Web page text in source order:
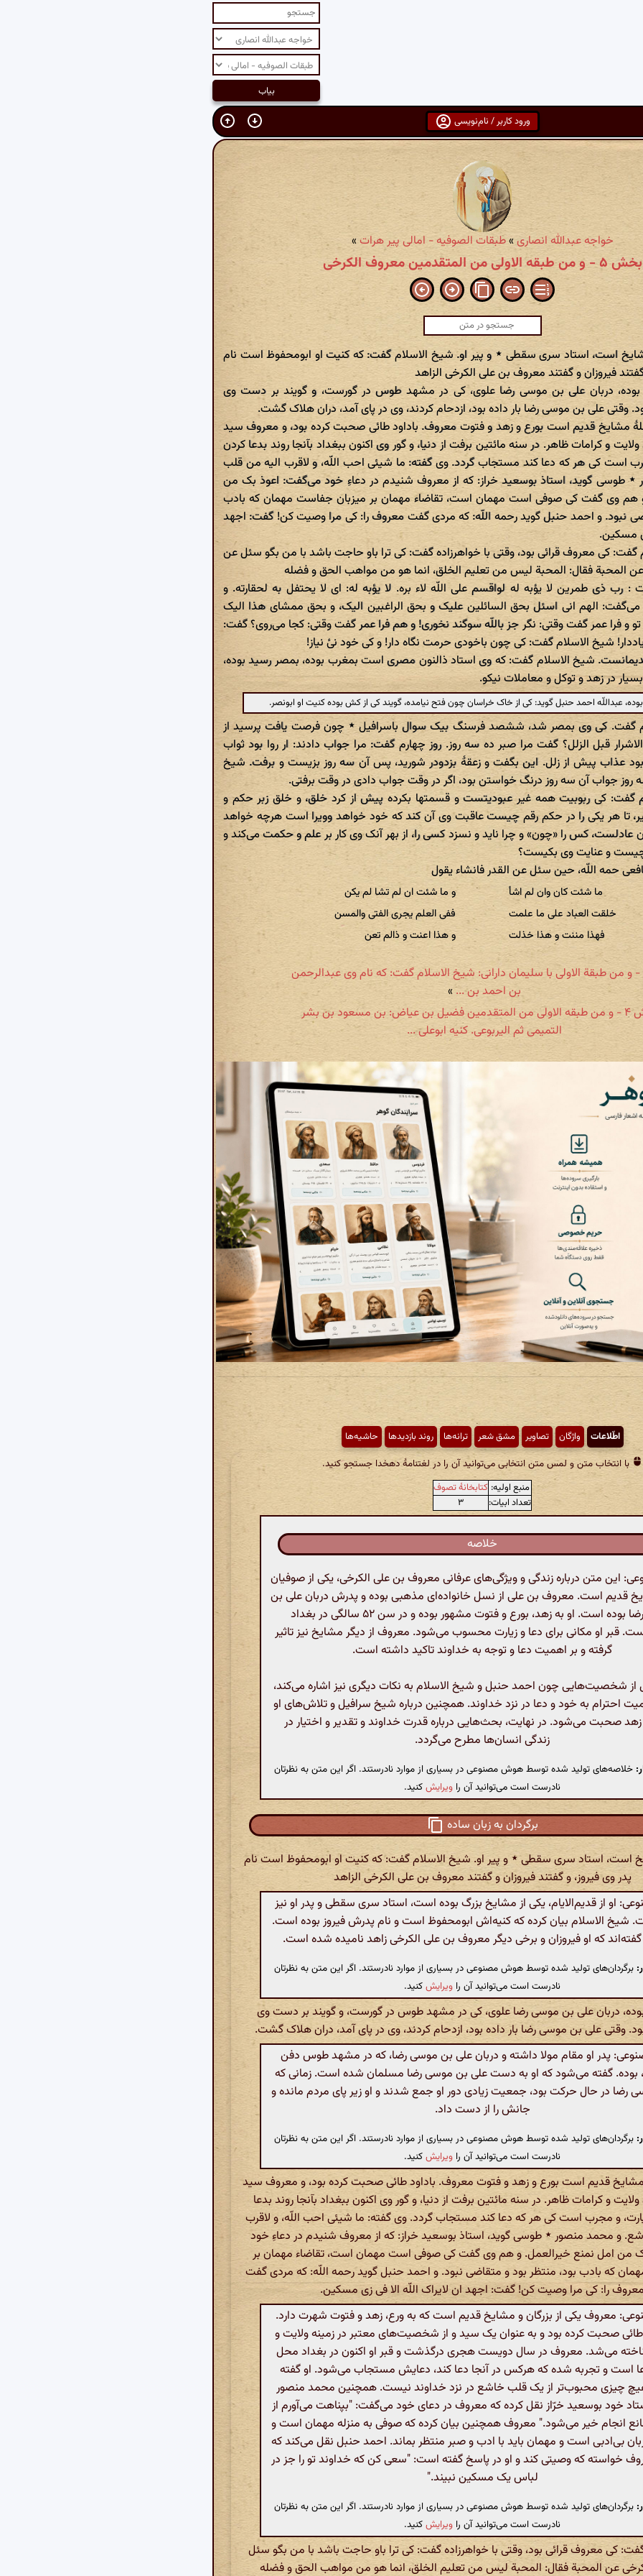
ورود کاربر / نام‌نویسی
خواجه عبدالله انصاری»طبقات الصوفیه - امالی پیر هرات »
بخش ۵ - و من طبقه الاولی من المتقدمین معروف الکرخی
است، استاد سری سقطی ٭ و پیر او. شیخ الاسلام گفت: که کنیت او ابومحفوظ است نام
فیروزان و گفتند معروف بن علی الکرخی الزاهد
بوده، دربان علی بن موسی رضا علوی، کی در مشهد طوس در گورست، و گویند بر دست وی
وقتی علی بن موسی رضا بار داده بود، ازدحام کردند، وی در پای آمد، دران هلاک گشت.
مشایخ قدیم است بورع و زهد و فتوت معروف. باداود طائی صحبت کرده بود، و معروف سید
و کرامات ظاهر. در سنه مائتین برفت از دنیا، و گور وی اکنون ببغداد بآنجا روند بدعا کردن
است کی هر که دعا کند مستجاب گردد. وی گفته: ما شیئی احب اللّه، و لاقرب الیه من قلب
طوسی گوید، استاذ بوسعید خراز: که از معروف شنیدم در دعاءِ خود می‌گفت: اعوذ بک من
هم وی گفت کی صوفی است مهمان است، تقاضاء مهمان بر میزبان جفاست مهمان که بادب
نبود. و احمد حنبل گوید رحمه اللّه: که مردی گفت معروف را: کی مرا وصیت کن! گفت: اجهد
مسکین.
گفت: کی معروف قرائی بود، وقتی با خواهرزاده گفت: کی ترا باو حاجت باشد با من بگو سئل عن
المحبة فقال: المحبة لیس من تعلیم الخلق، انما هو من مواهب الحق و فضله
ذی طمرین لا یؤبه له لواقسم علی اللّه لاء بره. لا یؤبه له: ای لا یحتفل به لحقارته. و
الهم انی اسئل بحق السائلین علیک و بحق الراغبین الیک، و بحق ممشای هذا الیک
و فرا عمر گفت وقتی: نگر جز باللّه سوگند نخوری! و هم فرا عمر گفت وقتی: کجا می‌روی؟ گفت:
شیخ الاسلام گفت: کی چون باخودی حرمت نگاه دار! و کی خود نیٔ نیاز!
شیخ الاسلام گفت: که وی استاد ذالنون مصری است بمغرب بوده، بمصر رسید بوده،
در زهد و توکل و معاملات نیکو.
عبداللّه احمد حنبل گوید: کی از خاک خراسان چون فتح نیامده، گویند کی از کش بوده کنیت او ابونصر.
گفت. کی وی بمصر شد، ششصد فرسنگ بیک سوال باسرافیل ٭ چون فرصت یافت پرسید از
قبل الزلل؟ گفت مرا صبر ده سه روز. روز چهارم گفت: مرا جواب دادند: ار روا بود ثواب
عذاب پیش از زلل. این بگفت و زعقهٔ بزدودر شورید، پس آن سه روز بزیست و برفت. شیخ
روز جواب آن سه روز درنگ خواستن بود، اگر در وقت جواب دادی در وقت برفتی.
گفت: کی ربوبیت همه غیر عبودیتست و قسمتها بکرده پیش از کرد خلق، و خلق زبر حکم و
تا هر یکی را در حکم رقم چیست عاقبت وی آن کند که خود خواهد وویرا است هرچه خواهد
عادلست، کس را «چون» و چرا ناید و نسزد کسی را، از بهر آنک وی کار بر علم و حکمت می‌کند و
و عنایت وی بکیست؟
حمه اللّه، حین سئل عن القدر فانشاء یقول
ما شئت کان وان لم اشأ
و ما شئت ان لم تشا لم یکن
خلقت العباد علی ما علمت
ففی العلم یجری الفتی والمسن
فهذا مننت و هذا خذلت
و هذا اعنت و ذالم تعن
بخش ۶ - و من طبقة الاولی با سلیمان دارانی: شیخ الاسلام گفت: که نام وی عبدالرحمن
بن احمد بن ...»
بخش ۴ - و من طبقه الاولی من المتقدمین فضیل بن عیاض: بن مسعود بن بشر
التمیمی ثم الیربوعی. کنیه ابوعلی ...
اطّلاعات واژگان تصاویر مشق شعر ترانه‌ها روند بازدیدها حاشیه‌ها
با انتخاب متن و لمس متن انتخابی می‌توانید آن را در لغتنامهٔ دهخدا جستجو کنید.
منبع اولیه: کتابخانهٔ تصوف
تعداد ابیات:
۳
خلاصه
این متن درباره زندگی و ویژگی‌های عرفانی معروف بن علی الکرخی، یکی از صوفیان
قدیم است. معروف بن علی از نسل خانواده‌ای مذهبی بوده و پدرش دربان علی بن
موسی رضا بوده است. او به زهد، بورع و فتوت مشهور بوده و در سن ۵۲ سالگی در بغداد
قبر او مکانی برای دعا و زیارت محسوب می‌شود. معروف از دیگر مشایخ نیز تاثیر
گرفته و بر اهمیت دعا و توجه به خداوند تاکید داشته است.
از شخصیت‌هایی چون احمد حنبل و شیخ الاسلام به نکات دیگری نیز اشاره می‌کند،
احترام به خود و دعا در نزد خداوند. همچنین درباره شیخ سرافیل و تلاش‌های او
صحبت می‌شود. در نهایت، بحث‌هایی درباره قدرت خداوند و تقدیر و اختیار در
زندگی انسان‌ها مطرح می‌گردد.
خلاصه‌های تولید شده توسط هوش مصنوعی در بسیاری از موارد نادرستند. اگر این متن به نظرتان
نادرست است می‌توانید آن را ویرایشکنید.
برگردان به زبان ساده
است، استاد سری سقطی ٭ و پیر او. شیخ الاسلام گفت: که کنیت او ابومحفوظ است نام
پدر وی فیروز، و گفتند فیروزان و گفتند معروف بن علی الکرخی الزاهد
او از قدیم‌الایام، یکی از مشایخ بزرگ بوده است، استاد سری سقطی و پدر او نیز
شیخ الاسلام بیان کرده که کنیه‌اش ابومحفوظ است و نام پدرش فیروز بوده است.
گفته‌اند که او فیروزان و برخی دیگر معروف بن علی الکرخی زاهد نامیده شده است.
برگردان‌های تولید شده توسط هوش مصنوعی در بسیاری از موارد نادرستند. اگر این متن به نظرتان
نادرست است می‌توانید آن را ویرایشکنید.
دربان علی بن موسی رضا علوی، کی در مشهد طوس در گورست، و گویند بر دست وی
وقتی علی بن موسی رضا بار داده بود، ازدحام کردند، وی در پای آمد، دران هلاک گشت.
پدر او مقام مولا داشته و دربان علی بن موسی رضا، که در مشهد طوس دفن
گفته می‌شود که او به دست علی بن موسی رضا مسلمان شده است. زمانی که
رضا در حال حرکت بود، جمعیت زیادی دور او جمع شدند و او زیر پای مردم مانده و
جانش را از دست داد.
برگردان‌های تولید شده توسط هوش مصنوعی در بسیاری از موارد نادرستند. اگر این متن به نظرتان
نادرست است می‌توانید آن را ویرایشکنید.
قدیم است بورع و زهد و فتوت معروف. باداود طائی صحبت کرده بود، و معروف سید
و کرامات ظاهر. در سنه مائتین برفت از دنیا، و گور وی اکنون ببغداد بآنجا روند بدعا
و مجرب است کی هر که دعا کند مستجاب گردد. وی گفته: ما شیئی احب اللّه، و لاقرب
و محمد منصور ٭ طوسی گوید، استاذ بوسعید خراز: که از معروف شنیدم در دعاءِ خود
من امل نمنع خیرالعمل. و هم وی گفت کی صوفی است مهمان است، تقاضاء مهمان بر
که بادب بود، منتظر بود و متقاضی نبود. و احمد حنبل گوید رحمه اللّه: که مردی گفت
را: کی مرا وصیت کن! گفت: اجهد ان لایراک اللّه الا فی زی مسکین.
معروف یکی از بزرگان و مشایخ قدیم است که به ورع، زهد و فتوت شهرت دارد.
طائی صحبت کرده بود و به عنوان یک سید و از شخصیت‌های معتبر در زمینه ولایت و
می‌شد. معروف در سال دویست هجری درگذشت و قبر او اکنون در بغداد محل
است و تجربه شده که هرکس در آنجا دعا کند، دعایش مستجاب می‌شود. او گفته
چیزی محبوب‌تر از یک قلب خاشع در نزد خداوند نیست. همچنین محمد منصور
خود بوسعید خرّاز نقل کرده که معروف در دعای خود می‌گفت: "بپناهت می‌آورم از
انجام خیر می‌شود." معروف همچنین بیان کرده که صوفی به منزله مهمان است و
بی‌ادبی است و مهمان باید با ادب و صبر منتظر بماند. احمد حنبل نقل می‌کند که
خواسته که وصیتی کند و او در پاسخ گفته است: "سعی کن که خداوند تو را جز در
لباس یک مسکین نبیند."
برگردان‌های تولید شده توسط هوش مصنوعی در بسیاری از موارد نادرستند. اگر این متن به نظرتان
نادرست است می‌توانید آن را ویرایشکنید.
کی معروف قرائی بود، وقتی با خواهرزاده گفت: کی ترا باو حاجت باشد با من بگو سئل
عن المحبة فقال: المحبة لیس من تعلیم الخلق، انما هو من مواهب الحق و فضله